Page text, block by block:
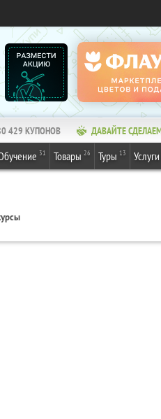
431 КУПОНОВ ДАВАЙТЕ
31 Товары 26 Туры 13 Услуги